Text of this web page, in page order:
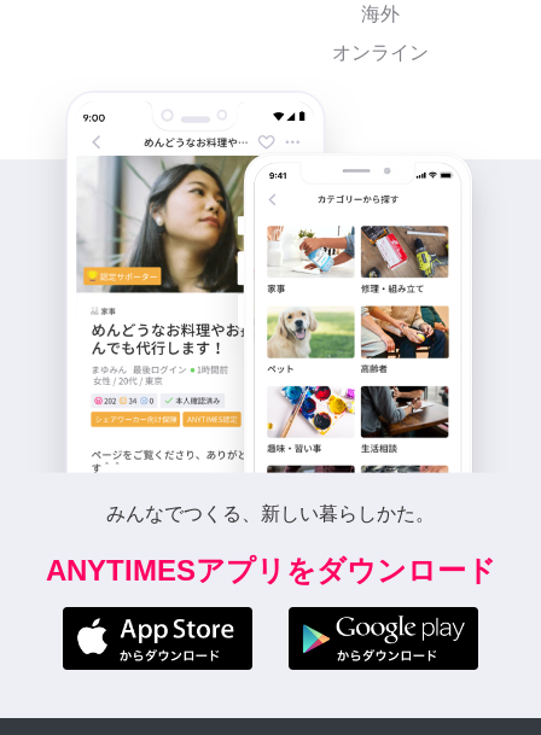
海外
オンライン
みんなでつくる、新しい暮らしかた。
ANYTIMESアプリをダウンロード